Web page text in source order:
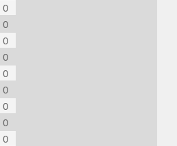
0
0
0
0
0
0
0
0
0